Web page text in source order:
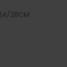
28CM